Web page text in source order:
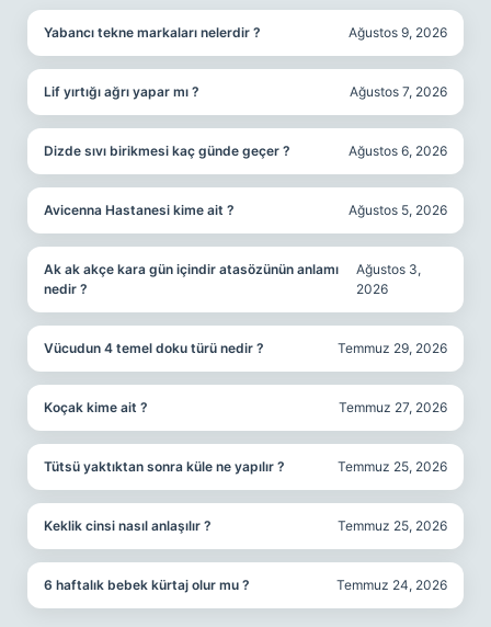
Yabancı tekne markaları nelerdir ? Ağustos 9, 2026
Lif yırtığı ağrı yapar mı ? Ağustos 7, 2026
Dizde sıvı birikmesi kaç günde geçer ? Ağustos 6, 2026
Avicenna Hastanesi kime ait ? Ağustos 5, 2026
Ak ak akçe kara gün içindir atasözünün anlamı
nedir ?
Ağustos 3,
2026
Vücudun 4 temel doku türü nedir ? Temmuz 29, 2026
Koçak kime ait ? Temmuz 27, 2026
Tütsü yaktıktan sonra küle ne yapılır ? Temmuz 25, 2026
Keklik cinsi nasıl anlaşılır ? Temmuz 25, 2026
6 haftalık bebek kürtaj olur mu ? Temmuz 24, 2026